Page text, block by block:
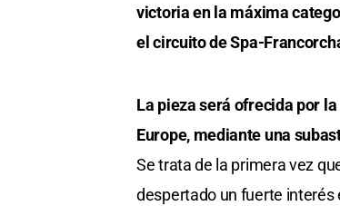
victoria en la máxima
el circuito de Spa-
La pieza será ofrecida por
Europe, mediante una
Se trata de la primera vez
despertado un fuerte interés